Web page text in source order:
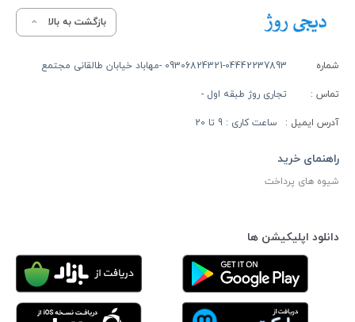
بازگشت به بالا
شماره
تماس :
09306824321-04442237893 -مهاباد خیابان طالقانی مجتمع
تجاری روژ طبقه اول -
آدرس ایمیل : ساعت کاری : 9 تا 20
راهنمای خرید
شیوه های پرداخت
دانلود اپلیکیشن ها